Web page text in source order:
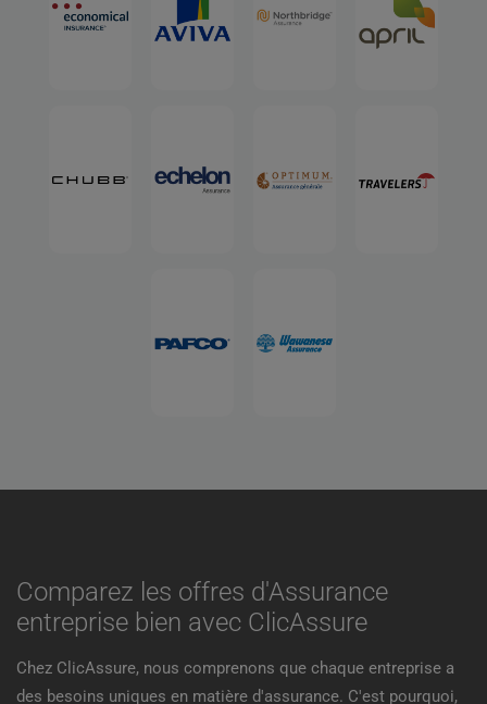
Comparez les offres d'Assurance
entreprise bien avec ClicAssure
Chez ClicAssure, nous comprenons que chaque entreprise a
des besoins uniques en matière d'assurance. C'est pourquoi,